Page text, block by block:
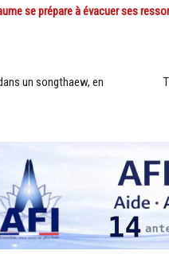
se prépare à évacuer ses
un songthaew, en